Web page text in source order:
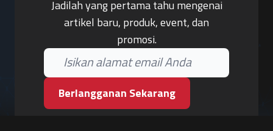
Jadilah yang pertama tahu mengenai
artikel baru, produk, event, dan
promosi.
Berlangganan Sekarang